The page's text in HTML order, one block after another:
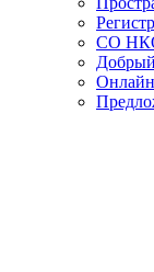
СО НКО